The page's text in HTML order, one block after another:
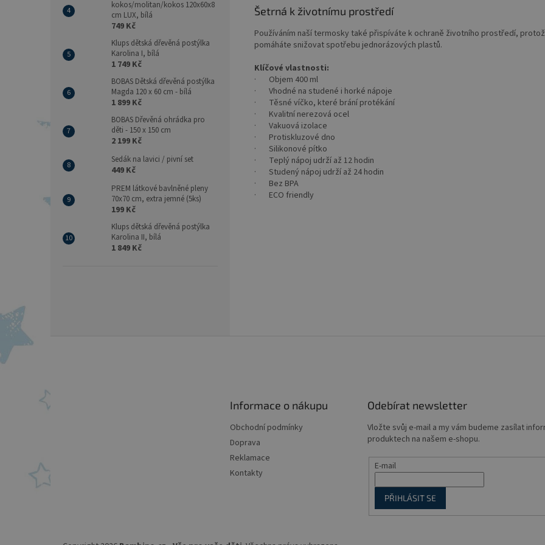
kokos/molitan/kokos 120x60x8
cm LUX, bílá
749 Kč
Klups dětská dřevěná postýlka
Karolina I, bílá
1 749 Kč
BOBAS Dětská dřevěná postýlka
Magda 120 x 60 cm - bílá
1 899 Kč
BOBAS Dřevěná ohrádka pro
děti - 150 x 150 cm
2 199 Kč
Sedák na lavici / pivní set
449 Kč
PREM látkové bavlněné pleny
70x70 cm, extra jemné (5ks)
199 Kč
Klups dětská dřevěná postýlka
Karolina II, bílá
1 849 Kč
Šetrná k životnímu prostředí
Používáním naší termosky také přispíváte k ochraně životního prostředí,
pomáháte snižovat spotřebu jednorázových plastů.
Klíčové vlastnosti:
· Objem 400 ml
· Vhodné na studené i horké nápoje
· Těsné víčko, které brání protékání
· Kvalitní nerezová ocel
· Vakuová izolace
· Protiskluzové dno
· Silikonové pítko
· Teplý nápoj udrží až 12 hodin
· Studený nápoj udrží až 24 hodin
· Bez BPA
· ECO friendly
á
p
Informace o nákupu
Obchodní podmínky
Doprava
Reklamace
Kontakty
Odebírat newsletter
Vložte svůj e-mail a my vám budeme zasílat
produktech na našem e-shopu.
E-mail
PŘIHLÁSIT SE